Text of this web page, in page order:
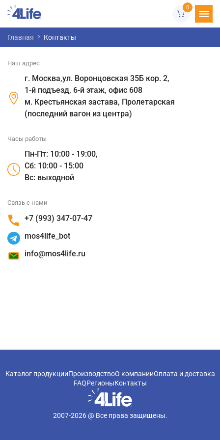
0
Контакты
Главная Контакты
Наш адрес
г. Москва,ул. Воронцовская 35Б кор. 2,
1-й подъезд, 6-й этаж, офис 608
м. Крестьянская застава, Пролетарская
(последний вагон из центра)
Часы работы
Пн-Пт: 10:00 - 19:00,
Сб: 10:00 - 15:00
Вс: выходной
Связь с нами
+7 (993) 347-07-47
mos4life_bot
info@mos4life.ru
Каталог продукцииПроизводствоО компанииОплата и доставка
FAQРегионыКонтакты
2007-2026@ Все права защищены.